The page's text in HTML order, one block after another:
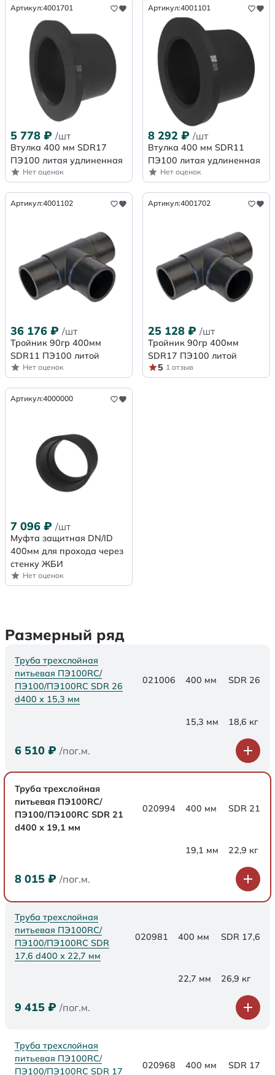
Артикул:4001701
5 778 ₽ /шт
Втулка 400 мм SDR17
ПЭ100 литая удлиненная
Нет оценок
Артикул:4001101
8 292 ₽ /шт
Втулка 400 мм SDR11
ПЭ100 литая удлиненная
Нет оценок
Артикул:4001102
36 176 ₽ /шт
Тройник 90гр 400мм
SDR11 ПЭ100 литой
Нет оценок
Артикул:4001702
25 128 ₽ /шт
Тройник 90гр 400мм
SDR17 ПЭ100 литой
5 1 отзыв
Артикул:4000000
7 096 ₽ /шт
Муфта защитная DN/ID
400мм для прохода через
стенку ЖБИ
Нет оценок
Размерный ряд
Труба трехслойная
питьевая ПЭ100RC/
ПЭ100/ПЭ100RC SDR 26
d400 х 15,3 мм
021006 400 мм SDR 26
15,3 мм 18,6 кг
6 510 ₽ /пог.м.
Труба трехслойная
питьевая ПЭ100RC/
ПЭ100/ПЭ100RC SDR 21
d400 х 19,1 мм
020994 400 мм SDR 21
19,1 мм 22,9 кг
8 015 ₽ /пог.м.
Труба трехслойная
питьевая ПЭ100RC/
ПЭ100/ПЭ100RC SDR
17,6 d400 х 22,7 мм
020981 400 мм SDR 17,6
22,7 мм 26,9 кг
9 415 ₽ /пог.м.
Труба трехслойная
питьевая ПЭ100RC/
ПЭ100/ПЭ100RC SDR 17
020968 400 мм SDR 17